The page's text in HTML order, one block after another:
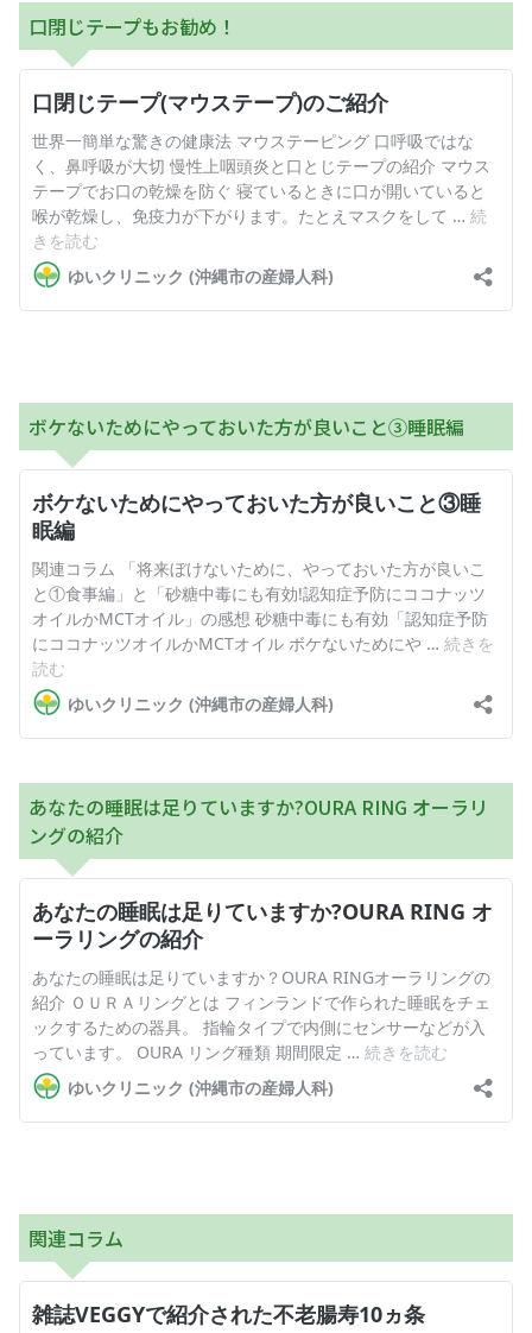
口閉じテープもお勧め！
ボケないためにやっておいた方が良いこと③睡眠編
あなたの睡眠は足りていますか?OURA RING オーラリ
ングの紹介
関連コラム